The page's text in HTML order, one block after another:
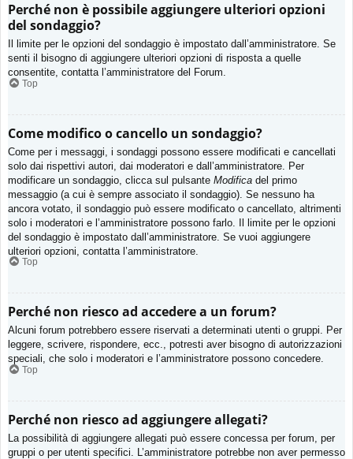
Perché non è possibile aggiungere ulteriori opzioni
del sondaggio?
Il limite per le opzioni del sondaggio è impostato dall’amministratore. Se
senti il bisogno di aggiungere ulteriori opzioni di risposta a quelle
consentite, contatta l’amministratore del Forum.
Top
Come modifico o cancello un sondaggio?
Come per i messaggi, i sondaggi possono essere modificati e cancellati
solo dai rispettivi autori, dai moderatori e dall’amministratore. Per
modificare un sondaggio, clicca sul pulsante Modifica del primo
messaggio (a cui è sempre associato il sondaggio). Se nessuno ha
ancora votato, il sondaggio può essere modificato o cancellato, altrimenti
solo i moderatori e l’amministratore possono farlo. Il limite per le opzioni
del sondaggio è impostato dall’amministratore. Se vuoi aggiungere
ulteriori opzioni, contatta l’amministratore.
Top
Perché non riesco ad accedere a un forum?
Alcuni forum potrebbero essere riservati a determinati utenti o gruppi. Per
leggere, scrivere, rispondere, ecc., potresti aver bisogno di autorizzazioni
speciali, che solo i moderatori e l’amministratore possono concedere.
Top
Perché non riesco ad aggiungere allegati?
La possibilità di aggiungere allegati può essere concessa per forum, per
gruppi o per utenti specifici. L’amministratore potrebbe non aver permesso